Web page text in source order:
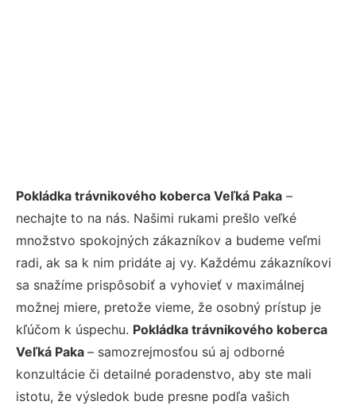
Pokládka trávnikového koberca Veľká Paka –
nechajte to na nás. Našimi rukami prešlo veľké
množstvo spokojných zákazníkov a budeme veľmi
radi, ak sa k nim pridáte aj vy. Každému zákazníkovi
sa snažíme prispôsobiť a vyhovieť v maximálnej
možnej miere, pretože vieme, že osobný prístup je
kľúčom k úspechu. Pokládka trávnikového koberca
Veľká Paka – samozrejmosťou sú aj odborné
konzultácie či detailné poradenstvo, aby ste mali
istotu, že výsledok bude presne podľa vašich